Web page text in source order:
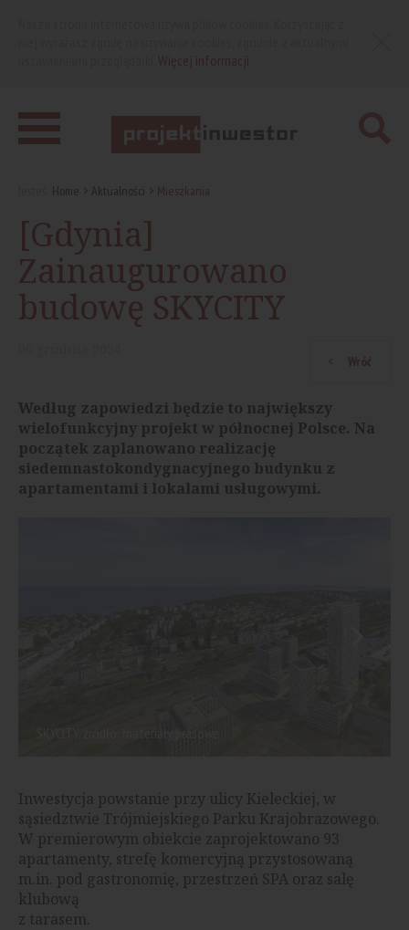
Home Aktualności Mieszkania
[Gdynia]
Zainaugurowano
budowę SKYCITY
Wróć
Według zapowiedzi będzie to największy
wielofunkcyjny projekt w północnej Polsce. Na
początek zaplanowano realizację
siedemnastokondygnacyjnego budynku z
apartamentami i lokalami usługowymi.
Inwestycja powstanie przy ulicy Kieleckiej, w
sąsiedztwie Trójmiejskiego Parku Krajobrazowego.
W premierowym obiekcie zaprojektowano 93
apartamenty, strefę komercyjną przystosowaną
m.in. pod gastronomię, przestrzeń SPA oraz salę
klubową
z tarasem.